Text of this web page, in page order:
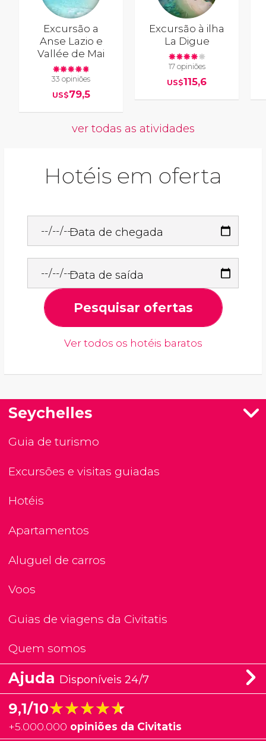
Excursão a
Anse Lazio e
Vallée de Mai
33 opiniões
US$79,5
Excursão à ilha
La Digue
17 opiniões
US$115,6
ver todas as atividades
Hotéis em oferta
Data de chegada
Data de saída
Pesquisar ofertas
Ver todos os hotéis baratos
Seychelles
Guia de turismo
Excursões e visitas guiadas
Hotéis
Apartamentos
Aluguel de carros
Voos
Guias de viagens da Civitatis
Quem somos
Ajuda Disponíveis 24/7
9,1/10★★★★★
★★★★★
+5.000.000 opiniões da Civitatis